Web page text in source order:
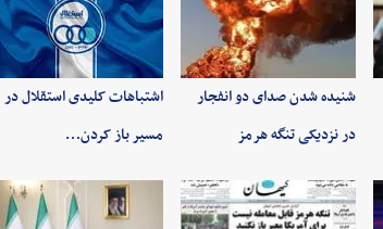
شنیده شدن صدای دو انفجار
در نزدیکی تنگه هرمز
اشتباهات کلیدی استقلال در
مسیر باز کردن…